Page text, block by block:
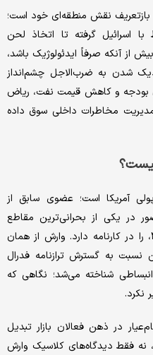
نقش منطقه‌ای خود است؛
اسرائیل گرفته تا اتخاذ لحن
از آنکه صرفاً ایدئولوژیک باشد،
شدن به ضرب‌الاجل چشم‌انداز
بودجه و کاهش قیمت نفت، ریاض
مخاطرات داخلی سوق داده
آمریکا است؛ عضوی سابق از
در یکی از بحرانی‌ترین مقاطع
اقتصاد مدرن، یعنی بحران مالی ۲۰۰۸، را در کارنامه دارد. وارش از همان
نسبت به گسترش ترازنامه فدرال
شناخته می‌شد؛ نگاهی که
نکرد.
در ذهن فعالان بازار تبدیل
نه فقط دیدگاه‌های کلاسیک وارش